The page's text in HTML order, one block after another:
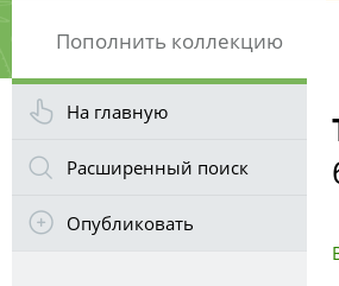
Пополнить коллекцию
На главную
Расширенный поиск
Опубликовать